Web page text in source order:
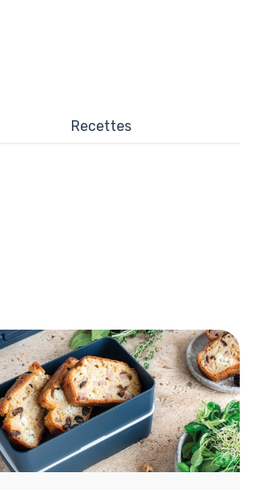
Recettes